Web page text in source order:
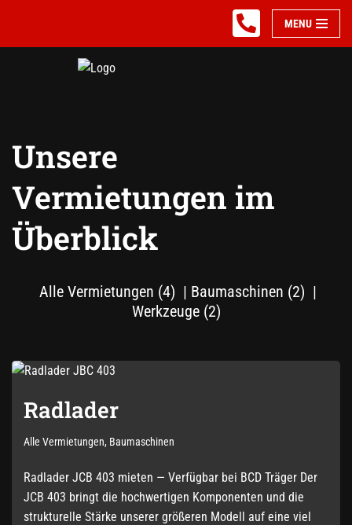
MENU
Unsere
Vermietungen im
Überblick
Alle Vermietungen (4) Baumaschinen (2)
Werkzeuge(2)
Radlader
Alle Vermietungen, Baumaschinen
Radlader JCB 403 mieten — Verfügbar bei BCD Träger Der
JCB 403 bringt die hochwertigen Komponenten und die
strukturelle Stärke unserer größeren Modell auf eine viel